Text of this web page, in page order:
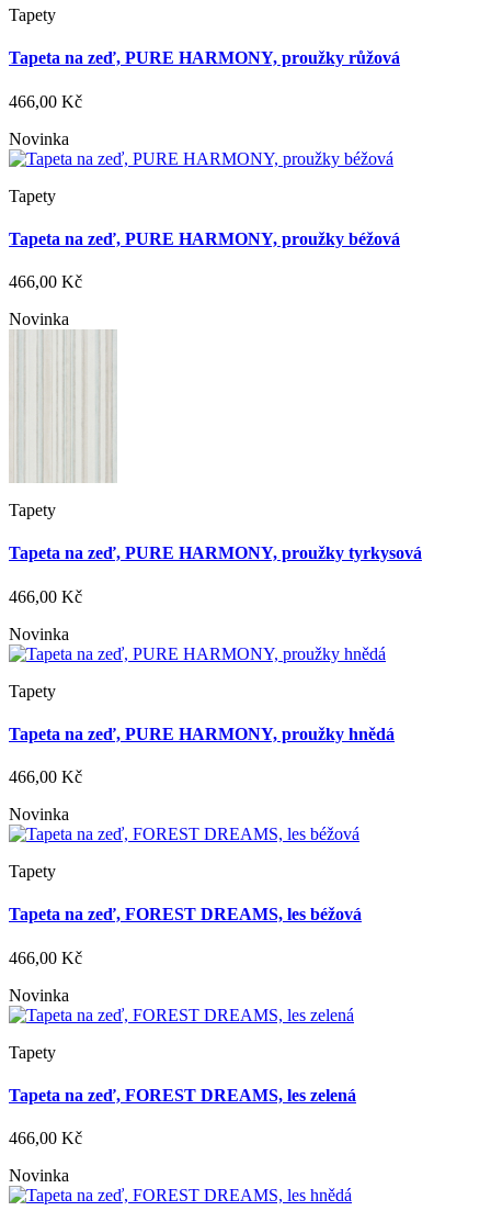
Tapety
Tapeta na zeď, PURE HARMONY, proužky růžová
466,00 Kč
Novinka
Tapety
Tapeta na zeď, PURE HARMONY, proužky béžová
466,00 Kč
Novinka
Tapety
Tapeta na zeď, PURE HARMONY, proužky tyrkysová
466,00 Kč
Novinka
Tapety
Tapeta na zeď, PURE HARMONY, proužky hnědá
466,00 Kč
Novinka
Tapety
Tapeta na zeď, FOREST DREAMS, les béžová
466,00 Kč
Novinka
Tapety
Tapeta na zeď, FOREST DREAMS, les zelená
466,00 Kč
Novinka